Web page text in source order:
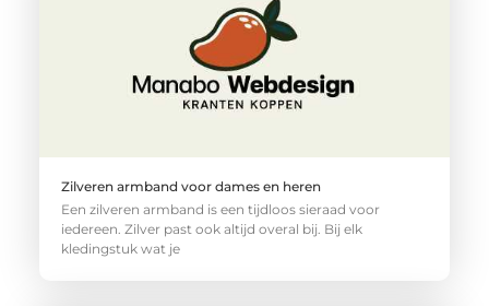
Zilveren armband voor dames en heren
Een zilveren armband is een tijdloos sieraad voor
iedereen. Zilver past ook altijd overal bij. Bij elk
kledingstuk wat je